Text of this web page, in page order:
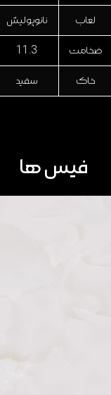
لعاب نانوپولیش
ضخامت 11.3
خاک سفید
فیس ها